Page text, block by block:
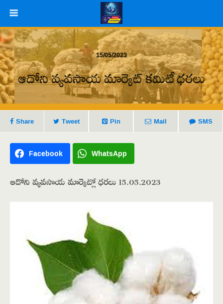
15/05/2023
ఆదోని వ్యవసాయ మార్కెట్ కమిటీ ధరలు
Share Tweet Pin Mail SMS
Facebook WhatsApp
ఆదోని వ్యవసాయ మార్కెట్లో ధరలు 15.05.2023